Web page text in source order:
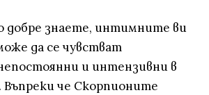
добре знаете, интимните ви
да се чувстват
и интензивни в
Въпреки че Скорпионите